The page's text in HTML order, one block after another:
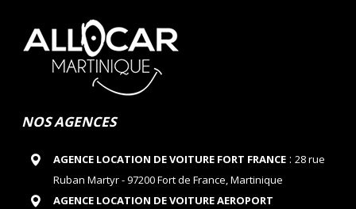
NOS AGENCES
AGENCE LOCATION DE VOITURE FORT FRANCE: 28 rue
Ruban Martyr - 97200 Fort de France, Martinique
AGENCE LOCATION DE VOITURE AEROPORT